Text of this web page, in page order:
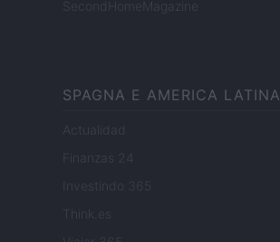
SecondHomeMagazine
SPAGNA E AMERICA LATINA
Actualidad
Finanzas 24
Investindo 365
Think.es